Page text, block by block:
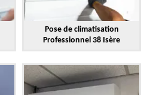
Pose de climatisation
Professionnel 38 Isère